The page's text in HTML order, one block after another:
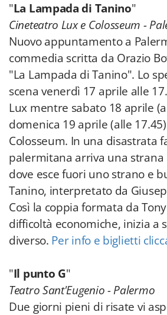
"La Lampada di Tanino"
Cineteatro Lux e Colosseum -
Nuovo appuntamento a
commedia scritta da Orazio
"La Lampada di Tanino". Lo
scena venerdì 17 aprile alle
Lux mentre sabato 18 aprile
domenica 19 aprile (alle
Colosseum. In una disastrata
palermitana arriva una strana
dove esce fuori uno strano e
Tanino, interpretato da
Così la coppia formata da
difficoltà economiche, inizia a
diverso. Per info e biglietti
"Il punto G"
Teatro Sant'Eugenio - Palermo
Due giorni pieni di risate vi